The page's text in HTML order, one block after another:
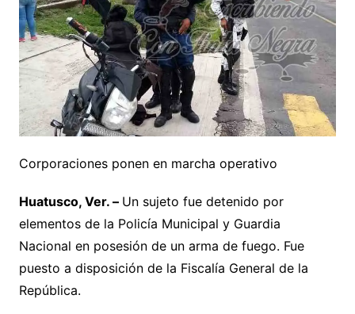
Corporaciones ponen en marcha operativo
Huatusco, Ver. – Un sujeto fue detenido por
elementos de la Policía Municipal y Guardia
Nacional en posesión de un arma de fuego. Fue
puesto a disposición de la Fiscalía General de la
República.